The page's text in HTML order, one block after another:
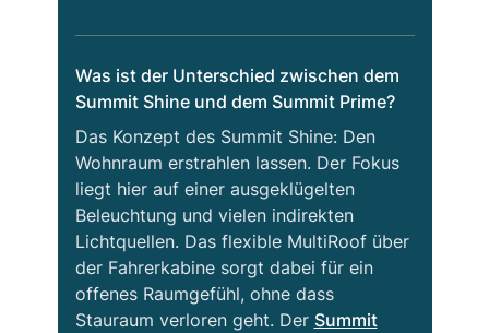
Was ist der Unterschied zwischen dem
Summit Shine und dem Summit Prime?
Das Konzept des Summit Shine: Den
Wohnraum erstrahlen lassen. Der Fokus
liegt hier auf einer ausgeklügelten
Beleuchtung und vielen indirekten
Lichtquellen. Das flexible MultiRoof über
der Fahrerkabine sorgt dabei für ein
offenes Raumgefühl, ohne dass
Stauraum verloren geht. Der Summit